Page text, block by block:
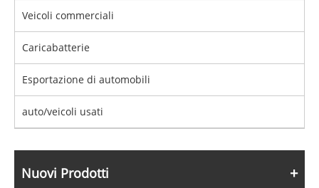
Veicoli commerciali
Caricabatterie
Esportazione di automobili
auto/veicoli usati
Nuovi Prodotti